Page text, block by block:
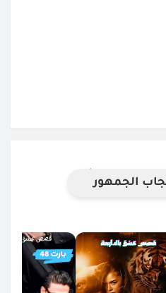
الجمهور